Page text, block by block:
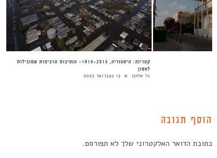
קטרינה: היסטוריה, 1915-2015- הנסיבות הרציפות שמובילות
לאסון
גל אלחנן 15 בפברואר 2023
הוסף תגובה
כתובת הדואר האלקטרוני שלך לא תפורסם.